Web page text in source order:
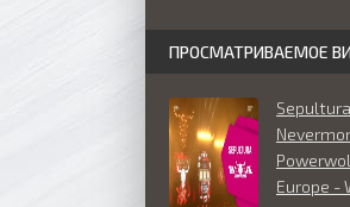
ПРОСМАТРИВАЕМОЕ